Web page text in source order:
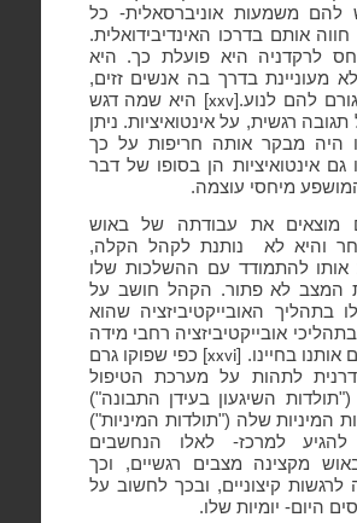
להם משמעות אוניברסאלית- כל
אותם בדרכו האינדיבידואלית.
לרקדניה היא פועלת כך. היא
מעוניינת בדרך בה אנשים זזים,
להם לנוע.[xxv] היא שמה דגש
רגשית, על אינטואיציות. ניתן
היה מבקר אותה חריפות על כך
גם אינטואיציות הן בסופו של דבר
מיחסי עוצמה.
מוצאים את עבודתה של באוש
והיא לא
נותנת לקהל הקלה,
להתמודד עם ההשלכות שלו
המצב לא פתור. הקהל חושב על
בתהליך האובייקטיביזציה שהוא
אובייקטיביזציה רחבי מידה
אותנו בחיינו. [xxvi] כפי שפוקו גרם
לתהות על מערכת הטיפול
השיגעון בעידן התבונה")
המיניות שלה ("תולדות המיניות")
למרכז- לאלו הנחשבים
מקצינה מצבים רגשיים, וכך
לרגשות קיצוניים, ובכך לחשוב על
היום- יומיות שלו.